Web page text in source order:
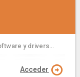
y drivers...
Acceder